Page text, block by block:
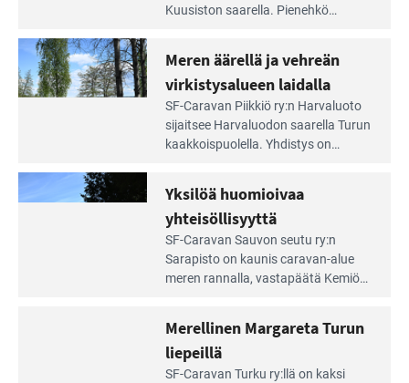
Saariston
Rengastien
portilla
Kuusiston saarella. Pie­nehkö
äärellä
ja
Meren äärellä ja vehreän
virkistysalueen laidalla
SF-Caravan Piikkiö ry:n Harvaluoto
sijait­see Harvaluodon saarella Turun
kaakkois­puolella. Yhdistys on
virkistysalueesta.
Yksilöä huomioivaa
yhteisöllisyyttä
SF-Caravan Sauvon seutu ry:n
Sarapisto on kaunis caravan-alue
meren rannalla, vasta­päätä Kemiön
kymmenen paikkaa ilman sähköä.
Merellinen Margareta Turun
liepeillä
SF-Caravan Turku ry:llä on kaksi